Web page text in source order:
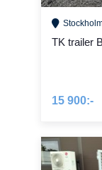
TK trailer
15 900:-